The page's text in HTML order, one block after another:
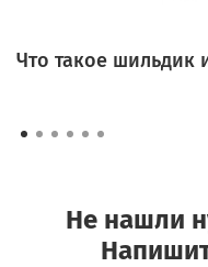
Что такое шильдик
Не нашли